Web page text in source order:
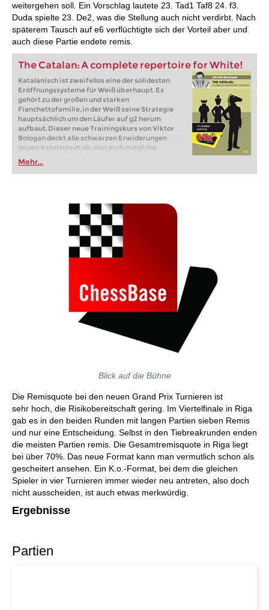
weitergehen soll. Ein Vorschlag lautete 23. Tad1 Taf8 24. f3.
Duda spielte 23. De2, was die Stellung auch nicht verdirbt. Nach
späterem Tausch auf e6 verflüchtigte sich der Vorteil aber und
auch diese Partie endete remis.
The Catalan: A complete repertoire for White!
Katalanisch ist zweifellos eine der solidesten
Eröffnungssysteme für Weiß überhaupt. Es
gehört zu der großen und starken
Fianchettofamilie, in der Weiß seine Strategie
hauptsächlich um den Läufer auf g2 herum
aufbaut. Dieser neue Trainingskurs von Viktor
Bologan deckt alle schwarzen Erwiderungen
gegen Katalanisch ab, also auch mögliche
Übergänge zu anderen Eröffnungen wie der
Tarrasch-Verteidigung oder zu Damenindisch.
Mehr...
Blick auf die Bühne
Die Remisquote bei den neuen Grand Prix Turnieren ist
sehr hoch, die Risikobereitschaft gering. Im Viertelfinale in Riga
gab es in den beiden Runden mit langen Partien sieben Remis
und nur eine Entscheidung. Selbst in den Tiebreakrunden enden
die meisten Partien remis. Die Gesamtremisquote in Riga liegt
bei über 70%. Das neue Format kann man vermutlich schon als
gescheitert ansehen. Ein K.o.-Format, bei dem die gleichen
Spieler in vier Turnieren immer wieder neu antreten, also doch
nicht ausscheiden, ist auch etwas merkwürdig.
Ergebnisse
Partien